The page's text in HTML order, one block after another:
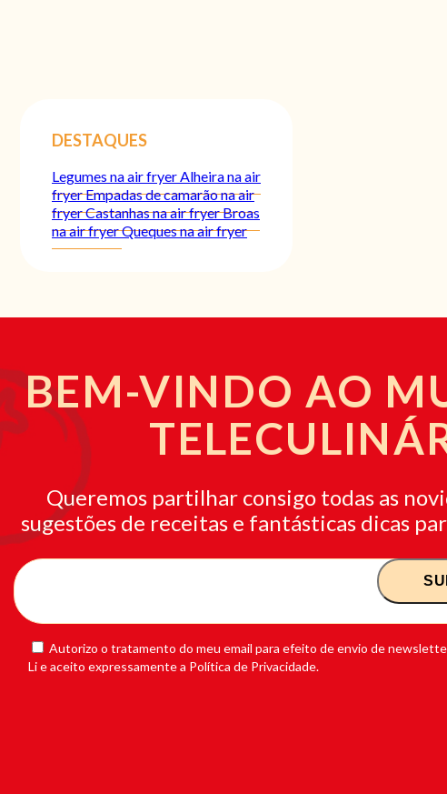
DESTAQUES
Legumes na air fryerAlheira na air
fryerEmpadas de camarão na air
fryerCastanhas na air fryerBroas
na air fryerQueques na air fryer
BEM-VINDO AO
Queremos partilhar consigo todas as
sugestões de receitas e fantásticas dicas
Autorizo o tratamento do meu email para efeito de envio de
Li e aceito expressamente a Política de Privacidade.